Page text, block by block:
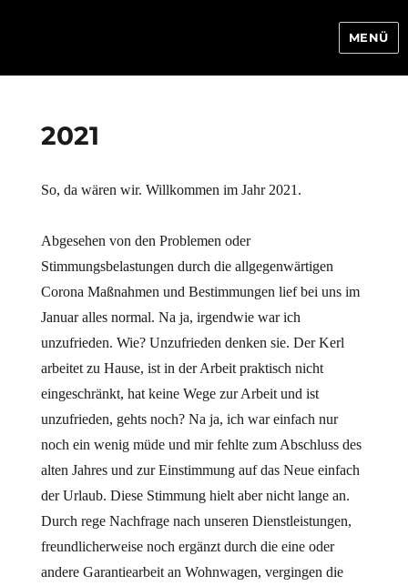
MENÜ
2021
So, da wären wir. Willkommen im Jahr 2021.
Abgesehen von den Problemen oder
Stimmungsbelastungen durch die allgegenwärtigen
Corona Maßnahmen und Bestimmungen lief bei uns im
Januar alles normal. Na ja, irgendwie war ich
unzufrieden. Wie? Unzufrieden denken sie. Der Kerl
arbeitet zu Hause, ist in der Arbeit praktisch nicht
eingeschränkt, hat keine Wege zur Arbeit und ist
unzufrieden, gehts noch? Na ja, ich war einfach nur
noch ein wenig müde und mir fehlte zum Abschluss des
alten Jahres und zur Einstimmung auf das Neue einfach
der Urlaub. Diese Stimmung hielt aber nicht lange an.
Durch rege Nachfrage nach unseren Dienstleistungen,
freundlicherweise noch ergänzt durch die eine oder
andere Garantiearbeit an Wohnwagen, vergingen die